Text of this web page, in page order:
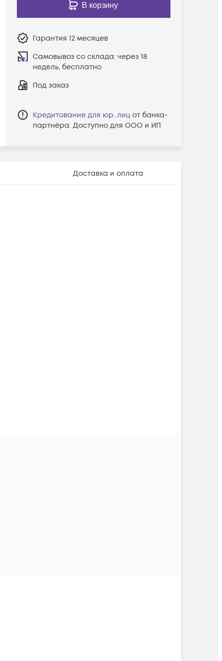
В корзину
Гарантия 12 месяцев
Самовывоз со склада: через 18
недель, бесплатно
Под заказ
Кредитование для юр. лиц от банка-
партнёра. Доступно для ООО и ИП
Доставка и оплата